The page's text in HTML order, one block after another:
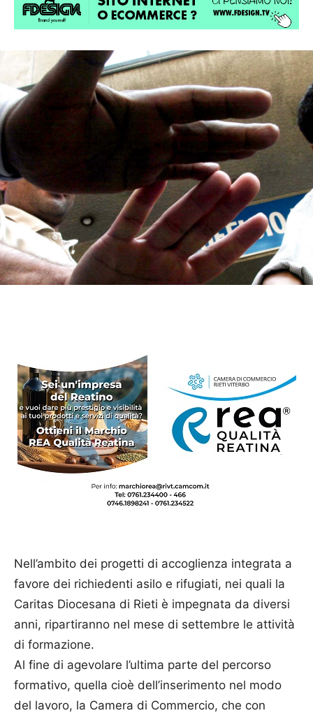
Nell’ambito dei progetti di accoglienza integrata a
favore dei richiedenti asilo e rifugiati, nei quali la
Caritas Diocesana di Rieti è impegnata da diversi
anni, ripartiranno nel mese di settembre le attività
di formazione.
Al fine di agevolare l’ultima parte del percorso
formativo, quella cioè dell’inserimento nel modo
del lavoro, la Camera di Commercio, che con